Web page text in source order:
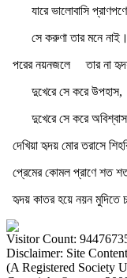
যারে ভালোবাসি প্রাণপণে
সে করুণা তার মনে নাই।
পরের নয়নজলে তার না
দুখেরে সে করে উপহাস,
দুখেরে সে করে
দেখিয়া হৃদয় মোর তরাসে
প্রেমের কোমল প্রাণে শত
হৃদয় কাতর হয়ে নয়ন মুদিতে
Visitor Count:
Disclaimer: Site
(A Registered Society